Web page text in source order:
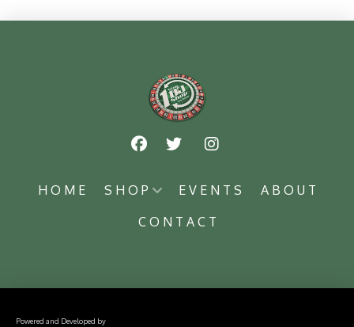
HOME SHOP EVENTS
ABOUT
CONTACT
Powered and Developed by